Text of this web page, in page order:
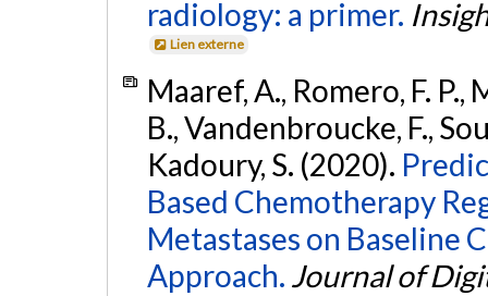
radiology: a primer.
Lien externe
Maaref, A., Romero, F.
B., Vandenbroucke, F.,
Kadoury, S. (2020).
Based Chemotherapy
Metastases on Baseline
Approach. Journal of